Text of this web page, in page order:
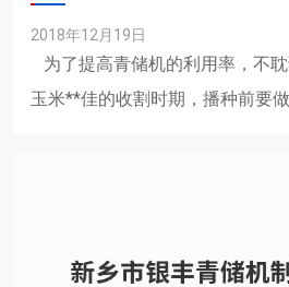
2018年12月19日
为了提高青储机的利用率，不
玉米**佳的收割时期，播种前要